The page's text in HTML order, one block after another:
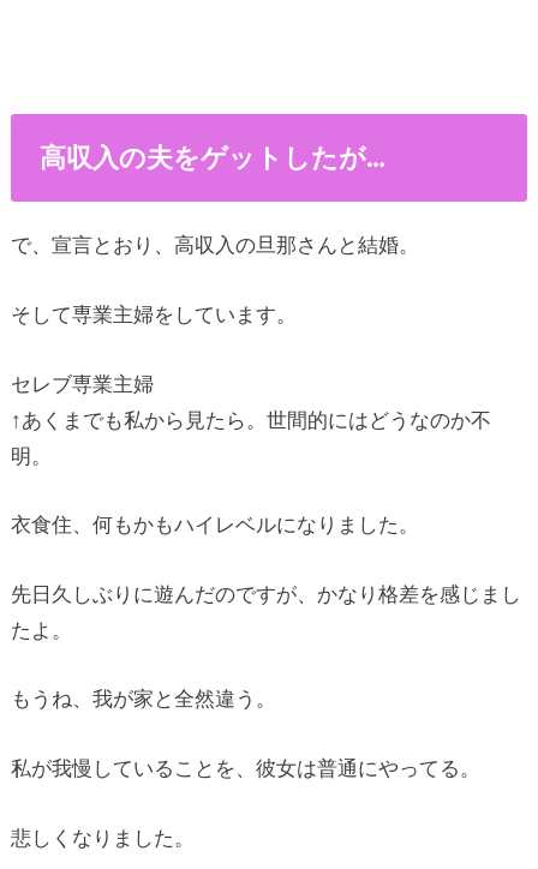
高収入の夫をゲットしたが…
で、宣言とおり、高収入の旦那さんと結婚。
そして専業主婦をしています。
セレブ専業主婦
↑あくまでも私から見たら。世間的にはどうなのか不
明。
衣食住、何もかもハイレベルになりました。
先日久しぶりに遊んだのですが、かなり格差を感じまし
たよ。
もうね、我が家と全然違う。
私が我慢していることを、彼女は普通にやってる。
悲しくなりました。